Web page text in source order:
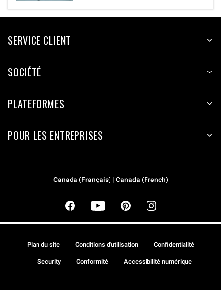
SERVICE CLIENT
SOCIÉTÉ
PLATEFORMES
POUR LES ENTREPRISES
Canada (Français) | Canada (French)
Plan du site Conditions d'utilisation Confidentialité
Security Conformité Accessibilité numérique